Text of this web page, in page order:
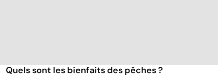
Quels sont les bienfaits des pêches ?